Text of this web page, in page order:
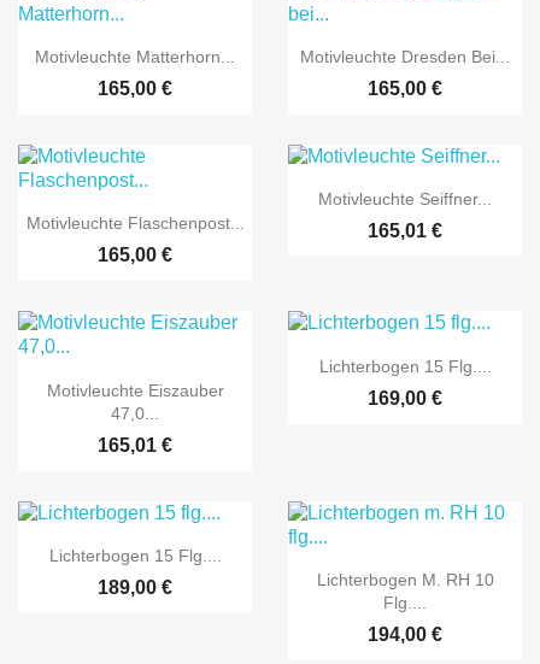
 Vorschau
Motivleuchte Matterhorn...
165,00 €
 Vorschau
Motivleuchte Dresden Bei...
165,00 €
 Vorschau
Motivleuchte Flaschenpost...
165,00 €
 Vorschau
Motivleuchte Seiffner...
165,01 €
 Vorschau
Motivleuchte Eiszauber
47,0...
165,01 €
 Vorschau
Lichterbogen 15 Flg....
169,00 €
 Vorschau
Lichterbogen 15 Flg....
189,00 €  Vorschau
Lichterbogen M. RH 10
Flg....
194,00 €